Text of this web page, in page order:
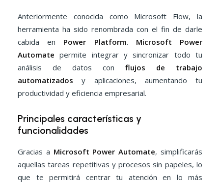
Anteriormente conocida como Microsoft Flow, la
herramienta ha sido renombrada con el fin de darle
cabida en Power Platform. Microsoft Power
Automate permite integrar y sincronizar todo tu
análisis de datos con flujos de trabajo
automatizados y aplicaciones, aumentando tu
productividad y eficiencia empresarial.
Principales características y
funcionalidades
Gracias a Microsoft Power Automate, simplificarás
aquellas tareas repetitivas y procesos sin papeles, lo
que te permitirá centrar tu atención en lo más